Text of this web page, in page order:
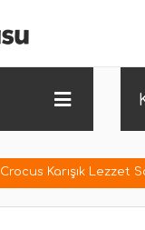
Crocus Karışık Lezzet